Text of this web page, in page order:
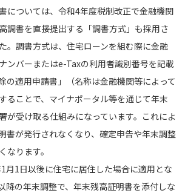
については、令和4年度税制改正で金融機関
調書を直接提出する「調書方式」も採用さ
。調書方式は、住宅ローンを組む際に金融
ンバーまたはe-Taxの利用者識別番号を記載
の適用申請書」（名称は金融機関等によって
ることで、マイナポータル等を通じて年末
が受け取る仕組みになっています。これによ
書が発行されなくなり、確定申告や年末調整
なります。
月1日以後に住宅に居住した場合に適用とな
降の年末調整で、年末残高証明書を添付しな